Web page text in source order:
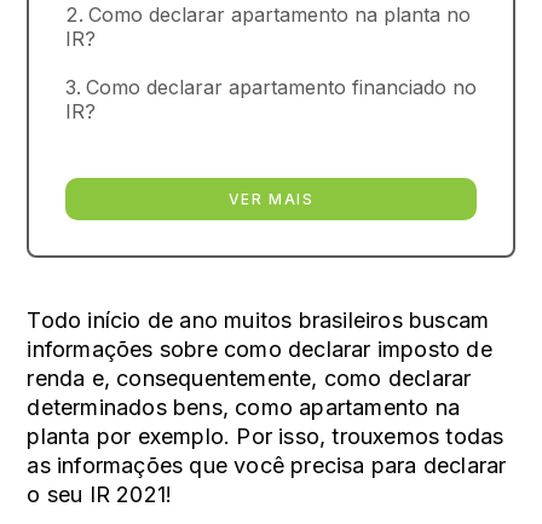
Todo início de ano muitos brasileiros buscam
informações sobre como declarar imposto de
renda e, consequentemente, como declarar
determinados bens, como apartamento na
planta por exemplo. Por isso, trouxemos todas
as informações que você precisa para declarar
o seu IR 2021!
Como declarar apartamento na planta no
IR?
Como declarar apartamento financiado no
IR?
VER MAIS